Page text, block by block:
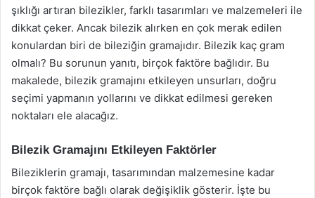
şıklığı artıran bilezikler, farklı tasarımları ve malzemeleri ile
dikkat çeker. Ancak bilezik alırken en çok merak edilen
konulardan biri de bileziğin gramajıdır. Bilezik kaç gram
olmalı? Bu sorunun yanıtı, birçok faktöre bağlıdır. Bu
makalede, bilezik gramajını etkileyen unsurları, doğru
seçimi yapmanın yollarını ve dikkat edilmesi gereken
noktaları ele alacağız.
Bilezik Gramajını Etkileyen Faktörler
Bileziklerin gramajı, tasarımından malzemesine kadar
birçok faktöre bağlı olarak değişiklik gösterir. İşte bu